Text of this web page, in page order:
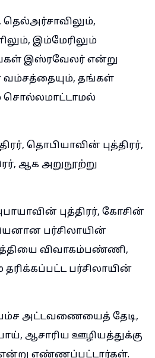
இம்மேரிலும்
இஸ்ரவேலர் என்று
வம்சத்தையும், தங்கள்
சொல்லமாட்டாமல்
தொபியாவின் புத்திரர்,
ஆக அறுநூற்று
புத்திரர், கோசின்
பர்சிலாயின்
விவாகம்பண்ணி,
பர்சிலாயின்
அட்டவணையைத் தேடி,
ஆசாரிய ஊழியத்துக்கு
எண்ணப்பட்டார்கள்.